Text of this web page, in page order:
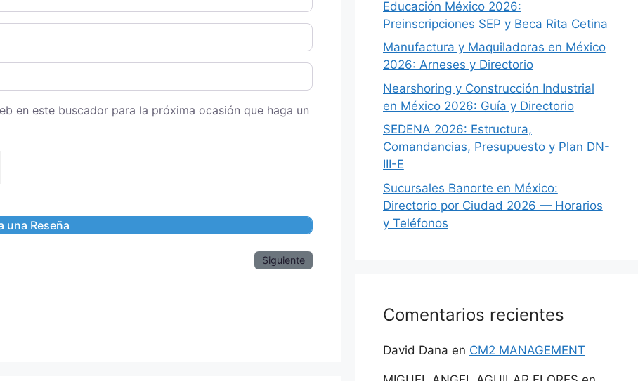
en este buscador para la próxima ocasión que haga un
Siguiente
Educación México 2026:
Preinscripciones SEP y Beca Rita Cetina
Manufactura y Maquiladoras en México
2026: Arneses y Directorio
Nearshoring y Construcción Industrial
en México 2026: Guía y Directorio
SEDENA 2026: Estructura,
Comandancias, Presupuesto y Plan DN-
III-E
Sucursales Banorte en México:
Directorio por Ciudad 2026 — Horarios
y Teléfonos
Comentarios recientes
David Dana en CM2 MANAGEMENT